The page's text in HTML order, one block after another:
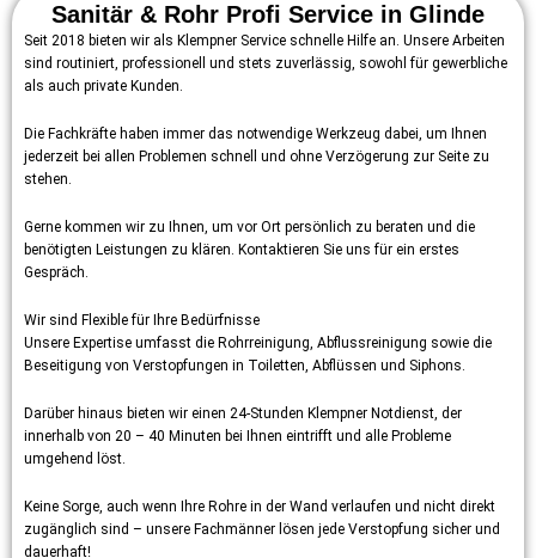
Sanitär & Rohr Profi Service in Glinde
Seit 2018 bieten wir als Klempner Service schnelle Hilfe an. Unsere Arbeiten
sind routiniert, professionell und stets zuverlässig, sowohl für gewerbliche
als auch private Kunden.
Die Fachkräfte haben immer das notwendige Werkzeug dabei, um Ihnen
jederzeit bei allen Problemen schnell und ohne Verzögerung zur Seite zu
stehen.
Gerne kommen wir zu Ihnen, um vor Ort persönlich zu beraten und die
benötigten Leistungen zu klären. Kontaktieren Sie uns für ein erstes
Gespräch.
Wir sind Flexible für Ihre Bedürfnisse
Unsere Expertise umfasst die Rohrreinigung, Abflussreinigung sowie die
Beseitigung von Verstopfungen in Toiletten, Abflüssen und Siphons.
Darüber hinaus bieten wir einen 24-Stunden Klempner Notdienst, der
innerhalb von 20 – 40 Minuten bei Ihnen eintrifft und alle Probleme
umgehend löst.
Keine Sorge, auch wenn Ihre Rohre in der Wand verlaufen und nicht direkt
zugänglich sind – unsere Fachmänner lösen jede Verstopfung sicher und
dauerhaft!